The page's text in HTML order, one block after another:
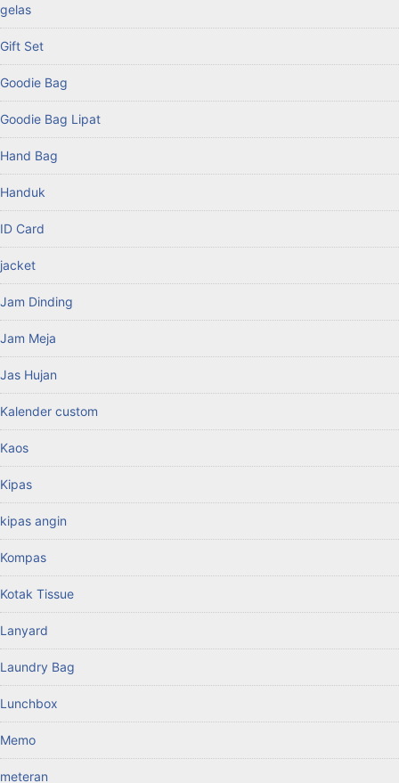
gelas
Gift Set
Goodie Bag
Goodie Bag Lipat
Hand Bag
Handuk
ID Card
jacket
Jam Dinding
Jam Meja
Jas Hujan
Kalender custom
Kaos
Kipas
kipas angin
Kompas
Kotak Tissue
Lanyard
Laundry Bag
Lunchbox
Memo
meteran